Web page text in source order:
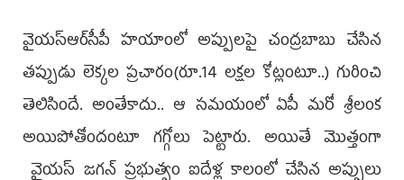
వైయ‌స్ఆర్‌సీపీ హయాంలో అప్పులపై చంద్రబాబు చేసిన
తప్పుడు లెక్కల ప్రచారం(రూ.14 లక్షల కోట్లంటూ..) గురించి
తెలిసిందే. అంతేకాదు.. ఆ సమయంలో ఏపీ మరో శ్రీలంక
అయిపోతోందంటూ గగ్గోలు పెట్టారు. అయితే మొత్తంగా
వైయ‌స్‌ జగన్ ప్రభుత్వం ఐదేళ్ల కాలంలో చేసిన అప్పులు